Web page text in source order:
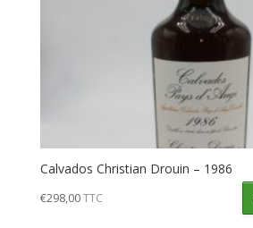
Calvados Christian Drouin – 1986
€298,00TTC